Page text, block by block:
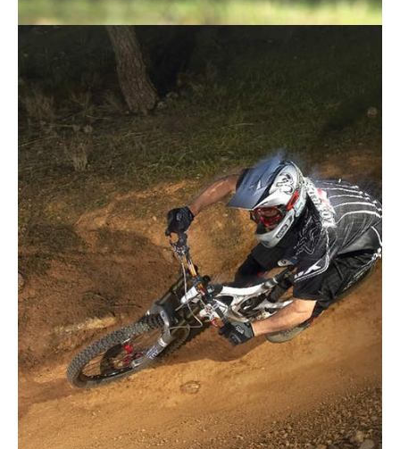
Actualités
Technologies
Tests de produits
Conseils
Tendances
Tous nos articles
À propos